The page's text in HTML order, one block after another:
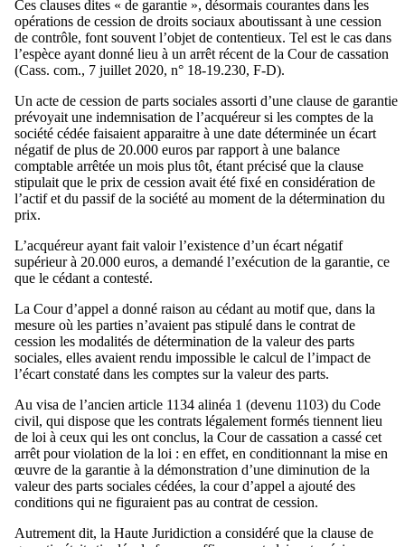
Ces clauses dites « de garantie », désormais courantes dans les
opérations de cession de droits sociaux aboutissant à une cession
de contrôle, font souvent l’objet de contentieux. Tel est le cas dans
l’espèce ayant donné lieu à un arrêt récent de la Cour de cassation
(Cass. com., 7 juillet 2020, n° 18-19.230, F-D).
Un acte de cession de parts sociales assorti d’une clause de garantie
prévoyait une indemnisation de l’acquéreur si les comptes de la
société cédée faisaient apparaitre à une date déterminée un écart
négatif de plus de 20.000 euros par rapport à une balance
comptable arrêtée un mois plus tôt, étant précisé que la clause
stipulait que le prix de cession avait été fixé en considération de
l’actif et du passif de la société au moment de la détermination du
prix.
L’acquéreur ayant fait valoir l’existence d’un écart négatif
supérieur à 20.000 euros, a demandé l’exécution de la garantie, ce
que le cédant a contesté.
La Cour d’appel a donné raison au cédant au motif que, dans la
mesure où les parties n’avaient pas stipulé dans le contrat de
cession les modalités de détermination de la valeur des parts
sociales, elles avaient rendu impossible le calcul de l’impact de
l’écart constaté dans les comptes sur la valeur des parts.
Au visa de l’ancien article 1134 alinéa 1 (devenu 1103) du Code
civil, qui dispose que les contrats légalement formés tiennent lieu
de loi à ceux qui les ont conclus, la Cour de cassation a cassé cet
arrêt pour violation de la loi : en effet, en conditionnant la mise en
œuvre de la garantie à la démonstration d’une diminution de la
valeur des parts sociales cédées, la cour d’appel a ajouté des
conditions qui ne figuraient pas au contrat de cession.
Autrement dit, la Haute Juridiction a considéré que la clause de